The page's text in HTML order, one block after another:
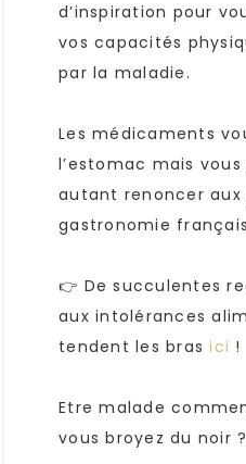
d’inspiration pour
vos capacités
par la maladie.
Les médicaments
l’estomac mais
autant renoncer aux
gastronomie
👉 De succulentes
aux intolérances
tendent les brasici !
Etre malade
vous broyez du noir ?